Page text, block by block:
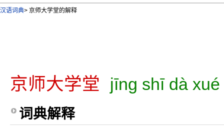
汉语词典> 京师大学堂的解释
京师大学堂 jīng shī dà xué
词典解释